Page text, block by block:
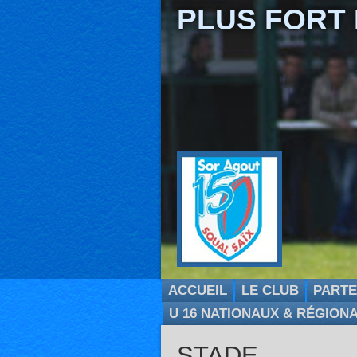
PLUS FORT
ACCUEIL LE CLUB
U 16 NATIONAUX &